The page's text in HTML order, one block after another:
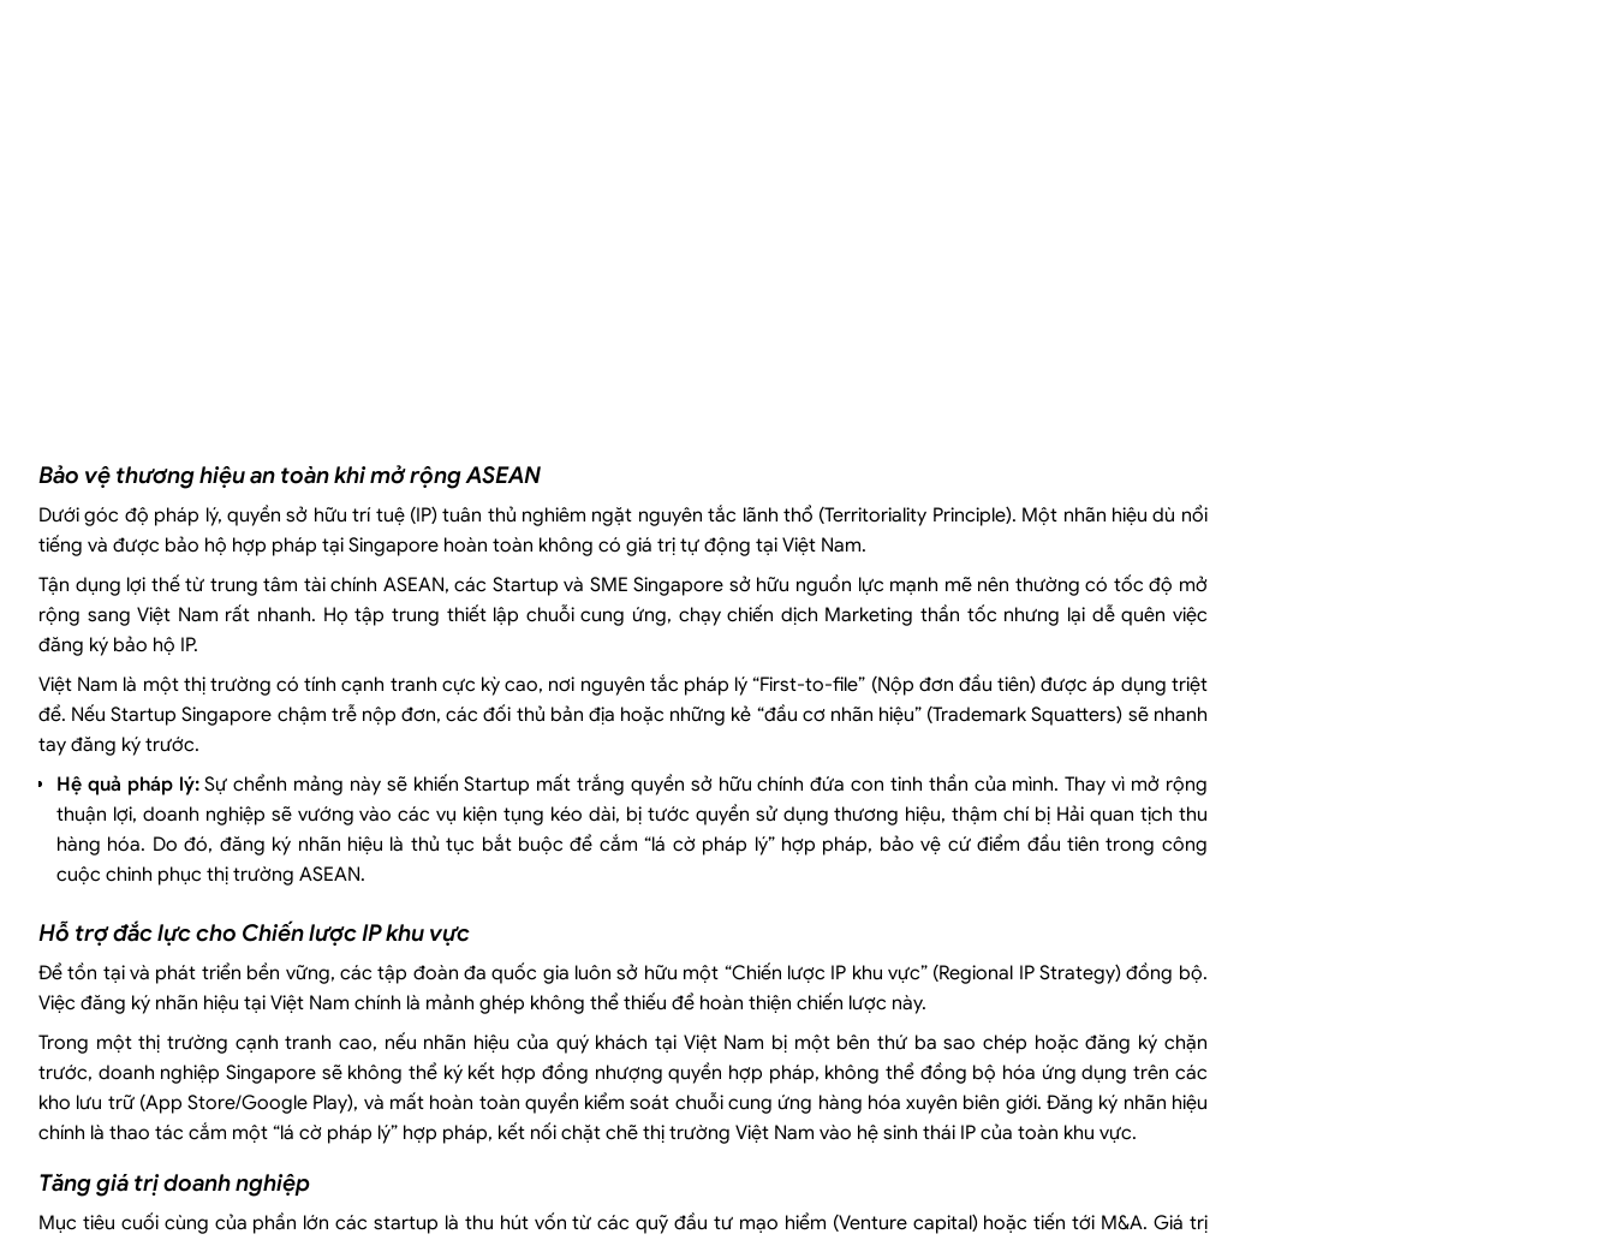
Bảo vệ thương hiệu an toàn khi mở rộng ASEAN
Dưới góc độ pháp lý, quyền sở hữu trí tuệ (IP) tuân thủ nghiêm ngặt nguyên tắc lãnh thổ (Territoriality Principle). Một nhãn hiệu dù nổi
tiếng và được bảo hộ hợp pháp tại Singapore hoàn toàn không có giá trị tự động tại Việt Nam.
Tận dụng lợi thế từ trung tâm tài chính ASEAN, các Startup và SME Singapore sở hữu nguồn lực mạnh mẽ nên thường có tốc độ mở
rộng sang Việt Nam rất nhanh. Họ tập trung thiết lập chuỗi cung ứng, chạy chiến dịch Marketing thần tốc nhưng lại dễ quên việc
đăng ký bảo hộ IP.
Việt Nam là một thị trường có tính cạnh tranh cực kỳ cao, nơi nguyên tắc pháp lý “First-to-file” (Nộp đơn đầu tiên) được áp dụng triệt
để. Nếu Startup Singapore chậm trễ nộp đơn, các đối thủ bản địa hoặc những kẻ “đầu cơ nhãn hiệu” (Trademark Squatters) sẽ nhanh
tay đăng ký trước.
Hệ quả pháp lý:Sự chểnh mảng này sẽ khiến Startup mất trắng quyền sở hữu chính đứa con tinh thần của mình. Thay vì mở rộng
thuận lợi, doanh nghiệp sẽ vướng vào các vụ kiện tụng kéo dài, bị tước quyền sử dụng thương hiệu, thậm chí bị Hải quan tịch thu
hàng hóa. Do đó, đăng ký nhãn hiệu là thủ tục bắt buộc để cắm “lá cờ pháp lý” hợp pháp, bảo vệ cứ điểm đầu tiên trong công
cuộc chinh phục thị trường ASEAN.
Hỗ trợ đắc lực cho Chiến lược IP khu vực
Để tồn tại và phát triển bền vững, các tập đoàn đa quốc gia luôn sở hữu một “Chiến lược IP khu vực” (Regional IP Strategy) đồng bộ.
Việc đăng ký nhãn hiệu tại Việt Nam chính là mảnh ghép không thể thiếu để hoàn thiện chiến lược này.
Trong một thị trường cạnh tranh cao, nếu nhãn hiệu của quý khách tại Việt Nam bị một bên thứ ba sao chép hoặc đăng ký chặn
trước, doanh nghiệp Singapore sẽ không thể ký kết hợp đồng nhượng quyền hợp pháp, không thể đồng bộ hóa ứng dụng trên các
kho lưu trữ (App Store/Google Play), và mất hoàn toàn quyền kiểm soát chuỗi cung ứng hàng hóa xuyên biên giới. Đăng ký nhãn hiệu
chính là thao tác cắm một “lá cờ pháp lý” hợp pháp, kết nối chặt chẽ thị trường Việt Nam vào hệ sinh thái IP của toàn khu vực.
Tăng giá trị doanh nghiệp
Mục tiêu cuối cùng của phần lớn các startup là thu hút vốn từ các quỹ đầu tư mạo hiểm (Venture capital) hoặc tiến tới M&A. Giá trị